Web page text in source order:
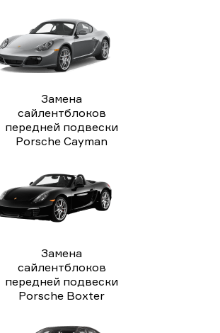
Замена
сайлентблоков
передней подвески
Porsche Cayman
Замена
сайлентблоков
передней подвески
Porsche Boxter